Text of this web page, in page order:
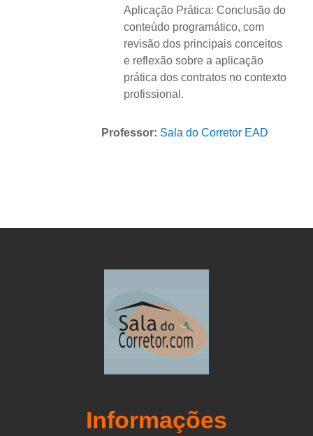
Aplicação Prática: Conclusão do
conteúdo programático, com
revisão dos principais conceitos
e reflexão sobre a aplicação
prática dos contratos no contexto
profissional.
Professor: Sala do Corretor EAD
Informações